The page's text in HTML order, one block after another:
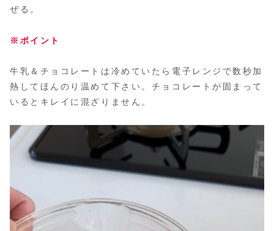
ぜる。
※ポイント
牛乳＆チョコレートは冷めていたら電子レンジで数秒加
熱してほんのり温めて下さい。チョコレートが固まって
いるとキレイに混ざりません。